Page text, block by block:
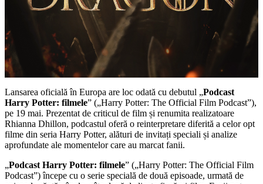
Lansarea oficială în Europa are loc odată cu debutul „Podcast
Harry Potter: filmele” („Harry Potter: The Official Film Podcast”),
pe 19 mai. Prezentat de criticul de film și renumita realizatoare
Rhianna Dhillon, podcastul oferă o reinterpretare diferită a celor opt
filme din seria Harry Potter, alături de invitați speciali și analize
aprofundate ale momentelor care au marcat fanii.
„Podcast Harry Potter: filmele” („Harry Potter: The Official Film
Podcast”) începe cu o serie specială de două episoade, urmată de